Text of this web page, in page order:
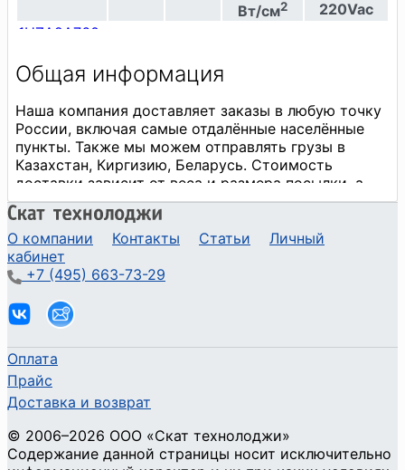
О компании Контакты Статьи
Личный
кабинет
+7 (495) 663-73-29
Оплата
Прайс
Доставка и возврат
© 2006–2026 ООО «Скат технолоджи»
Содержание данной страницы носит исключительно